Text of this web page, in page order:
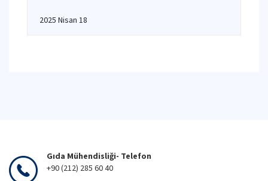
2025 Nisan 18
Gıda Mühendisliği- Telefon
+90 (212) 285 60 40